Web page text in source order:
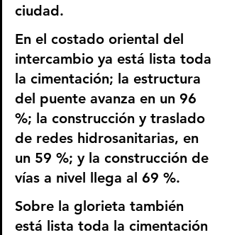
ciudad.
En el costado oriental del
intercambio ya está lista toda
la cimentación; la estructura
del puente avanza en un 96
%; la construcción y traslado
de redes hidrosanitarias, en
un 59 %; y la construcción de
vías a nivel llega al 69 %.
Sobre la glorieta también
está lista toda la cimentación